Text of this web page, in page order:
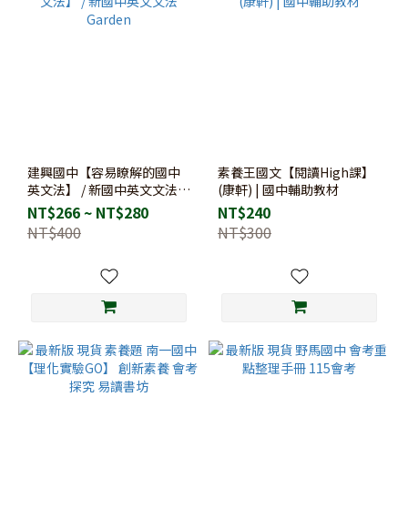
建興國中【容易瞭解的國中
英文法】 / 新國中英文文法
Garden
NT$266 ~ NT$280
NT$400
素養王國文【閱讀High課】
(康軒) | 國中輔助教材
NT$240
NT$300